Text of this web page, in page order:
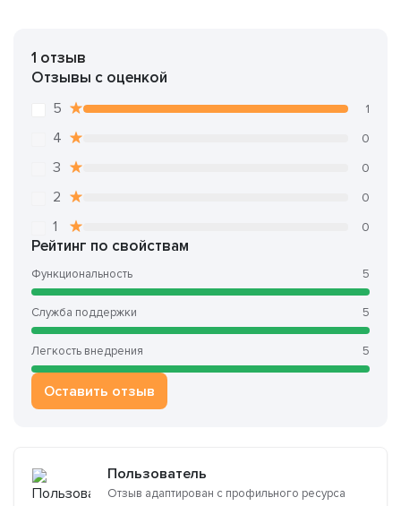
1 отзыв
Отзывы с оценкой
5 1
4 0
3 0
2 0
1 0
Рейтинг по свойствам
Функциональность 5
Служба поддержки 5
Легкость внедрения 5
Оставить отзыв
Пользователь
Отзыв адаптирован с профильного ресурса